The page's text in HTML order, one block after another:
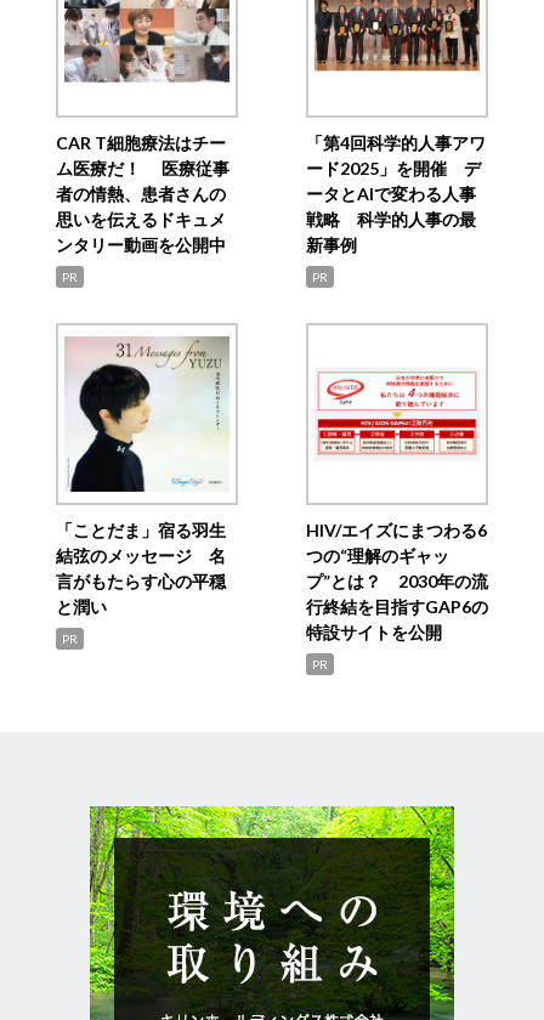
CAR T細胞療法はチー
ム医療だ！ 医療従事
者の情熱、患者さんの
思いを伝えるドキュメ
ンタリー動画を公開中
PR
「第4回科学的人事アワ
ード2025」を開催 デ
ータとAIで変わる人事
戦略 科学的人事の最
新事例
PR
「ことだま」宿る羽生
結弦のメッセージ 名
言がもたらす心の平穏
と潤い
PR
HIV/エイズにまつわる6
つの“理解のギャッ
プ”とは？ 2030年の流
行終結を目指すGAP6の
特設サイトを公開
PR